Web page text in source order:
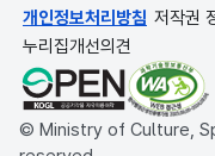
개인정보처리방침 저작권
누리집개선의견
© Ministry of Culture,